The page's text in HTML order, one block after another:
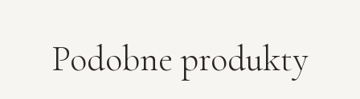
Podobne produkty